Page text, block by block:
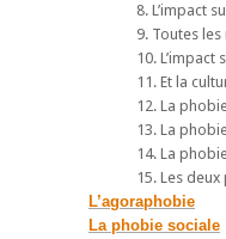
8. L’impact
9. Toutes
10.
11. Et la
12. La
13. La
14. La
15. Les
L’agoraphobie
La phobie sociale